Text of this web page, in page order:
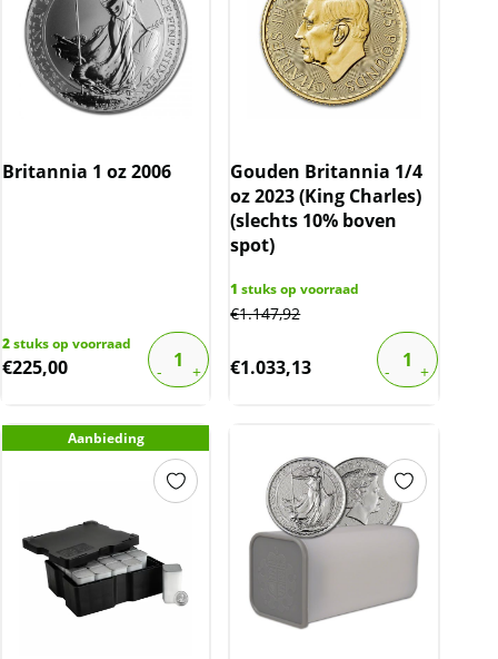
Britannia 1 oz 2006
2stuks op voorraad
€225,00
Gouden Britannia 1/4
oz 2023 (King Charles)
(slechts 10% boven
spot)
1 stuks op voorraad
€1.147,92
€1.033,13
Aanbieding